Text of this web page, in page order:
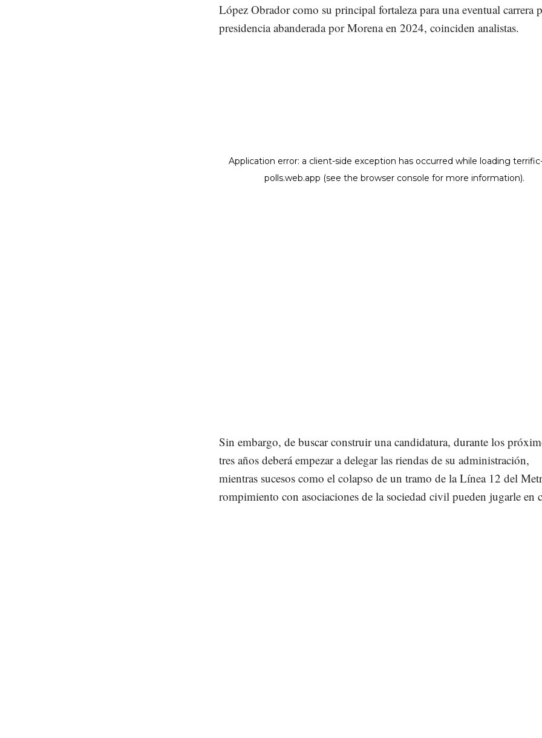
López Obrador como su principal fortaleza para una eventual carrera
presidencia abanderada por Morena en 2024, coinciden analistas.
Sin embargo, de buscar construir una candidatura, durante los
tres años deberá empezar a delegar las riendas de su administración,
mientras sucesos como el colapso de un tramo de la Línea 12 del
rompimiento con asociaciones de la sociedad civil pueden jugarle en